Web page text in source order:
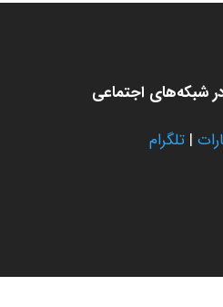
شبکه‌های اجتماعی
| تلگرام